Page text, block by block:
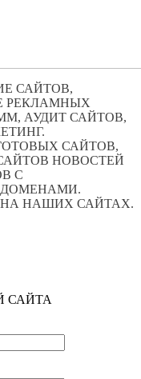
САЙТОВ,
РЕКЛАМНЫХ
АУДИТ САЙТОВ,
САЙТОВ,
НОВОСТЕЙ
С
ДОМЕНАМИ.
НАШИХ САЙТАХ.
САЙТА